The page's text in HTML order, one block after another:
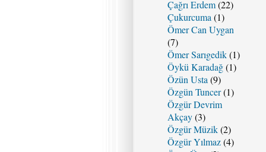
Çağrı Erdem(22)
Çukurcuma (1)
Ömer Can Uygan
(7)
Ömer Sarıgedik(1)
Öykü Karadağ(1)
Özün Usta (9)
Özgün Tuncer(1)
Özgür Devrim
Akçay(3)
Özgür Müzik(2)
Özgür Yılmaz(4)